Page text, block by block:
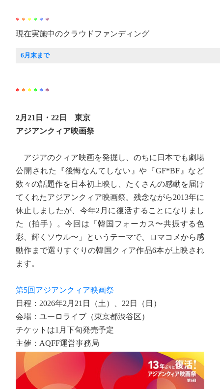
* * * * * *
現在実施中のクラウドファンディング
6月末まで
* * * * * *
2月21日・22日 東京
アジアンクィア映画祭
アジアのクィア映画を発掘し、のちに日本でも劇場
公開された『後悔なんてしない』や『GF*BF』など
数々の話題作を日本初上映し、たくさんの感動を届け
てくれたアジアンクィア映画祭。残念ながら2013年に
休止しましたが、今年2月に復活することになりまし
た（拍手）。今回は「韓国フォーカス〜共振する色
彩、輝くソウル〜」というテーマで、ロマコメから感
動作まで選りすぐりの韓国クィア作品6本が上映され
ます。
第5回アジアンクィア映画祭
日程：2026年2月21日（土）、22日（日）
会場：ユーロライブ（東京都渋谷区）
チケットは1月下旬発売予定
主催：AQFF運営事務局